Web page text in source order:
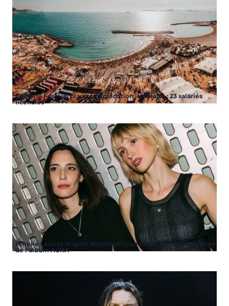
Le Delta Festival placé en liquidation judiciaire : 23 salariés
licenciés
Amelie Lens et Angèle dévoilent « run », l’unique collaboration
de l’album AURA